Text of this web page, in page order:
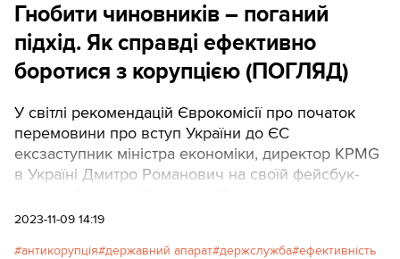
Гнобити чиновників – поганий
підхід. Як справді ефективно
боротися з корупцією (ПОГЛЯД)
У світлі рекомендацій Єврокомісії про початок
перемовини про вступ України до ЄС
ексзаступник міністра економіки, директор KPMG
в Україні Дмитро Романович на своїй фейсбук-
корупції, антикорупції й ефективності держави.
2023-11-09 14:19
антикорупція державний апарат держслужба ефективність